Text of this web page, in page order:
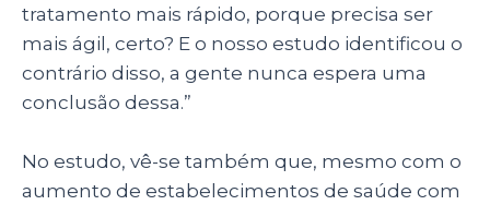
tratamento mais rápido, porque precisa ser
mais ágil, certo? E o nosso estudo identificou o
contrário disso, a gente nunca espera uma
conclusão dessa.”
No estudo, vê-se também que, mesmo com o
aumento de estabelecimentos de saúde com